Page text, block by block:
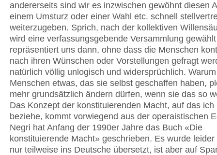
andererseits sind wir es inzwischen gewöhnt diesen
einem Umsturz oder einer Wahl etc. schnell
weiterzugeben. Sprich, nach der kollektiven
wird eine verfassungsgebende Versammlung
repräsentiert uns dann, ohne dass die Menschen
nach ihren Wünschen oder Vorstellungen gefragt
natürlich völlig unlogisch und widersprüchlich.
Menschen etwas, das sie selbst geschaffen haben,
mehr grundsätzlich ändern dürfen, wenn sie das so
Das Konzept der konstituierenden Macht, auf das ich
beziehe, kommt vorwiegend aus der operaistischen
Negri hat Anfang der 1990er Jahre das Buch «Die
konstituierende Macht» geschrieben. Es wurde
nur teilweise ins Deutsche übersetzt, ist aber auf